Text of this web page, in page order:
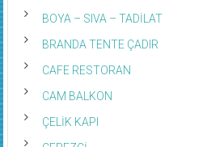
BOYA – SIVA – TADİLAT
BRANDA TENTE ÇADIR
CAFE RESTORAN
CAM BALKON
ÇELİK KAPI